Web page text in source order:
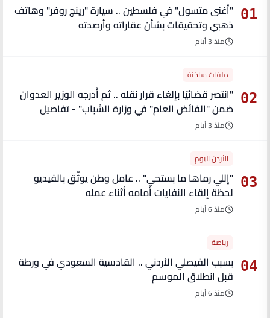
01
"أغنى متسول" في فلسطين .. سيارة "رينج روفر" وهاتف
ذهبي وتحقيقات بشأن عقاراته وأرصدته
منذ 3 أيام
02
ملفات ساخنة
"انتصر قضائيًا بإلغاء قرار نقله .. ثم أُدرجه الوزير العدوان
ضمن "الفائض العام" في وزارة الشباب" - تفاصيل
منذ 3 أيام
03
الأردن اليوم
"إللي رماها ما بستحي" .. عامل وطن يوثّق بالفيديو
لحظة إلقاء النفايات أمامه أثناء عمله
منذ 6 أيام
04
رياضة
بسبب الفيصلي الأردني .. القادسية السعودي في ورطة
قبل انطلاق الموسم
منذ 6 أيام